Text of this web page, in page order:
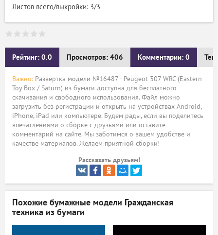
Листов всего/выкройки: 3/3
Рейтинг: 0.0 Просмотров: 406 Комментарии: 0
Важно: Развёртка модели №16487 - Peugeot 307 WRC (Eastern
Toy Box / Saturn) из бумаги доступна для бесплатного
скачивания и свободного использования. Файл можно
загрузить без регистрации и открыть на устройствах Android,
iPhone, iPad или компьютере. Будем рады, если вы поделитесь
впечатлениями о сборке с друзьями или оставите
комментарий на сайте. Мы заботимся о вашем удобстве и
качестве материалов. Желаем приятной сборки!
Рассказать друзьям!
Похожие бумажные модели Гражданская
техника из бумаги